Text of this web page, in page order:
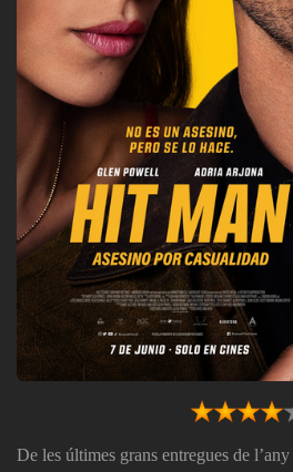
De les últimes grans entregues de